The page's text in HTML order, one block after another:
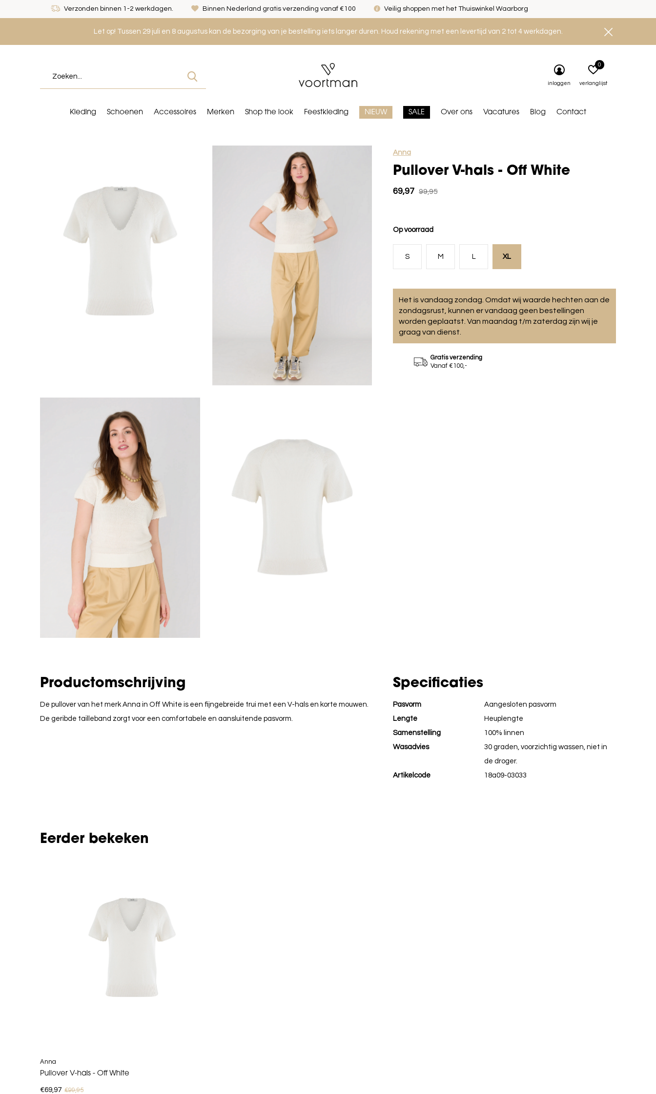
Let op! Tussen 29 juli en 8 augustus kan de bezorging van je bestelling iets langer duren. Houd rekening met een levertijd van 2 tot 4 werkdagen.
Kleding Schoenen Accessoires Merken Shop the look Feestkleding NIEUW SALE Over ons Vacatures Blog Contact
inloggen verlanglijst
0
Verzonden binnen 1-2 werkdagen. Binnen Nederland gratis verzending vanaf €100 Veilig shoppen met het Thuiswinkel Waarborg
Anna
Pullover V-hals - Off White
69,97 99,95
Op voorraad
S M L XL
Het is vandaag zondag. Omdat wij waarde hechten aan de
zondagsrust, kunnen er vandaag geen bestellingen
worden geplaatst. Van maandag t/m zaterdag zijn wij je
graag van dienst.
Gratis verzending
Vanaf €100,-
Productomschrijving
De pullover van het merk Anna in Off White is een fijngebreide trui met een V-hals en korte mouwen.
De geribde tailleband zorgt voor een comfortabele en aansluitende pasvorm.
Specificaties
Pasvorm
Aangesloten pasvorm
Lengte
Heuplengte
Samenstelling
100% linnen
Wasadvies
30 graden, voorzichtig wassen, niet in
de droger.
Artikelcode
18a09-03033
Eerder bekeken
Anna
Pullover V-hals - Off White
€69,97 €99,95